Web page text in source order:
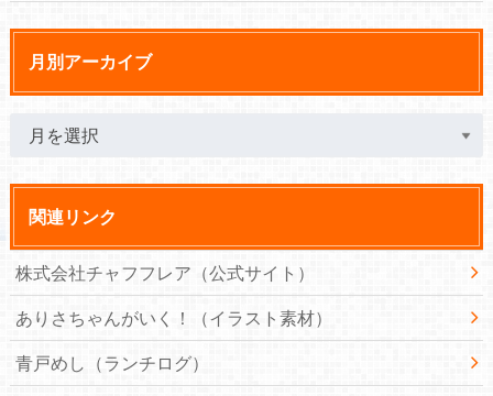
月別アーカイブ
関連リンク
株式会社チャフフレア（公式サイト）
ありさちゃんがいく！（イラスト素材）
青戸めし（ランチログ）